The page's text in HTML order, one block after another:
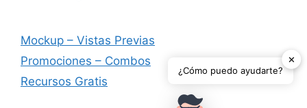
Mockup – Vistas Previas
Promociones – Combos
Recursos Gratis
✕
¿Cómo puedo ayudarte?